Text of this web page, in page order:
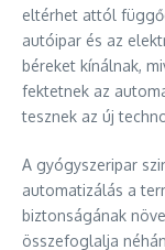
eltérhet attól
autóipar és az
béreket kínálnak,
fektetnek az
tesznek az új
A gyógyszeripar
automatizálás a
biztonságának
összefoglalja